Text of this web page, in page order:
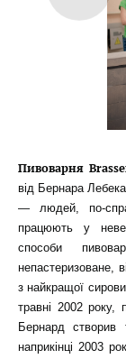
Пивоварня
від Бернара
— людей, по-
працюють у
способи
непастеризоване,
з найкращої
травні 2002 року,
Бернард
наприкінці 2003